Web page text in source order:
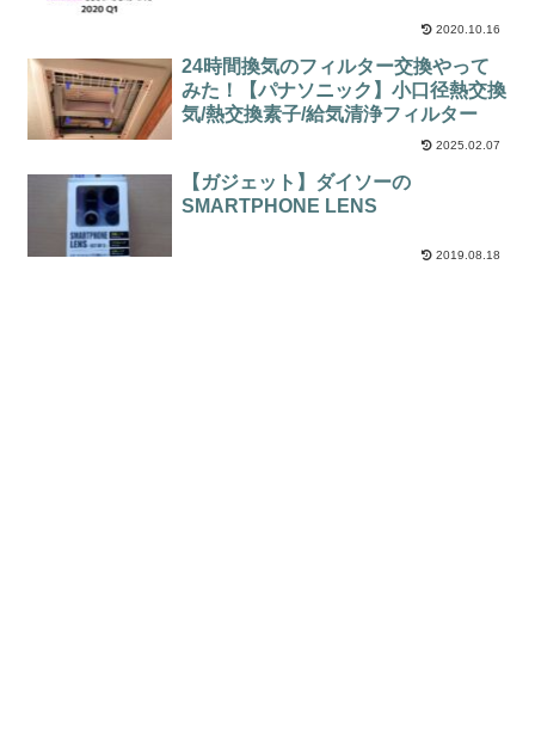
2020.10.16
24時間換気のフィルター交換やって
みた！【パナソニック】小口径熱交換
気/熱交換素子/給気清浄フィルター
2025.02.07
【ガジェット】ダイソーの
SMARTPHONE LENS
2019.08.18